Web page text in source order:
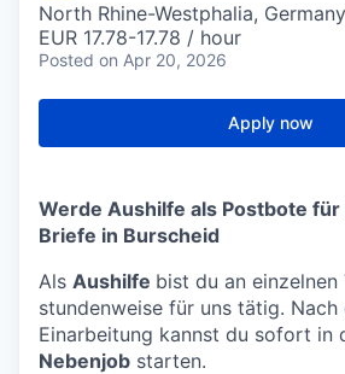
North Rhine-Westphalia, Germany
EUR 17.78-17.78 / hour
Posted on Apr 20, 2026
Apply now
Werde Aushilfe als Postbote für
Briefe in Burscheid
Als Aushilfe bist du an
stundenweise für uns tätig. Nach
Einarbeitung kannst du sofort in
Nebenjob starten.